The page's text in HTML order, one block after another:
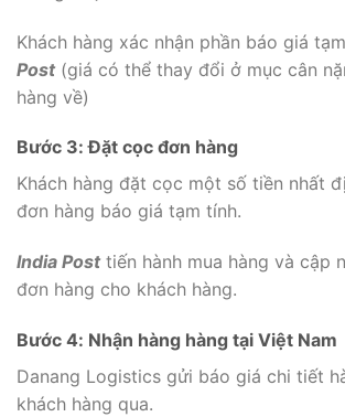
Khách hàng xác nhận phần báo giá
Post(giá có thể thay đổi ở mục cân
hàng về)
Bước 3: Đặt cọc đơn hàng
Khách hàng đặt cọc một số tiền nhất
đơn hàng báo giá tạm tính.
India Posttiến hành mua hàng và cập
đơn hàng cho khách hàng.
Bước 4: Nhận hàng hàng tại Việt Nam
Danang Logistics gửi báo giá chi tiết
khách hàng qua.